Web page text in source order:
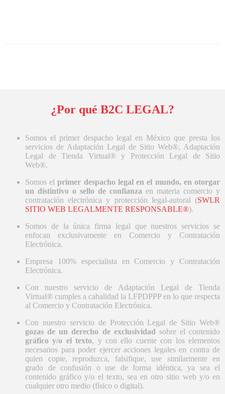
¿Por qué B2C LEGAL?
Somos el primer despacho legal en México que presta los
servicios de Adaptación Legal de Sitio Web®, Adaptación
Legal de Tienda Virtual® y Protección Legal de Sitio
Web®.
Somos elprimer despacho legal en el mundo, en otorgar
un distintivo o sello de confianza en materia comercio y
contratación electrónica y protección legal-autoral (SWLR
SITIO WEB LEGALMENTE RESPONSABLE®).
Somos de la única firma legal que nuestros servicios se
enfocan exclusivamente en Comercio y Contratación
Electrónica.
Empresa 100% especialista en Comercio y Contratación
Electrónica.
Con nuestro servicio de Adaptación Legal de Tienda
Virtual® cumples a cabalidad la LFPDPPP en lo que respecta
al Comercio y Contratación Electrónica.
Con nuestro servicio de Protección Legal de Sitio Web®
gozas de un derecho de exclusividad sobre el contenido
gráfico y/o el texto, y con ello cuente con los elementos
necesarios para poder ejercer acciones legales en contra de
quien copie, reproduzca, falsifique, use similarmente en
grado de confusión o use de forma idéntica, ya sea el
contenido gráfico y/o el texto, sea en otro sitio web y/o en
cualquier otro medio (físico o digital).